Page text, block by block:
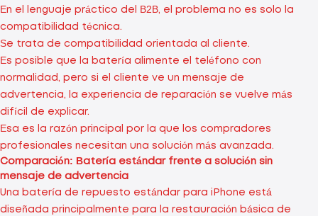
En el lenguaje práctico del B2B, el problema no es solo la
compatibilidad técnica.
Se trata de compatibilidad orientada al cliente.
Es posible que la batería alimente el teléfono con
normalidad, pero si el cliente ve un mensaje de
advertencia, la experiencia de reparación se vuelve más
difícil de explicar.
Esa es la razón principal por la que los compradores
profesionales necesitan una solución más avanzada.
Comparación: Batería estándar frente a solución sin
mensaje de advertencia
Una batería de repuesto estándar para iPhone está
diseñada principalmente para la restauración básica de